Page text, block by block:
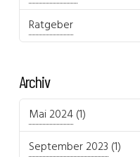
Ratgeber
Archiv
Mai 2024(1)
September 2023 (1)